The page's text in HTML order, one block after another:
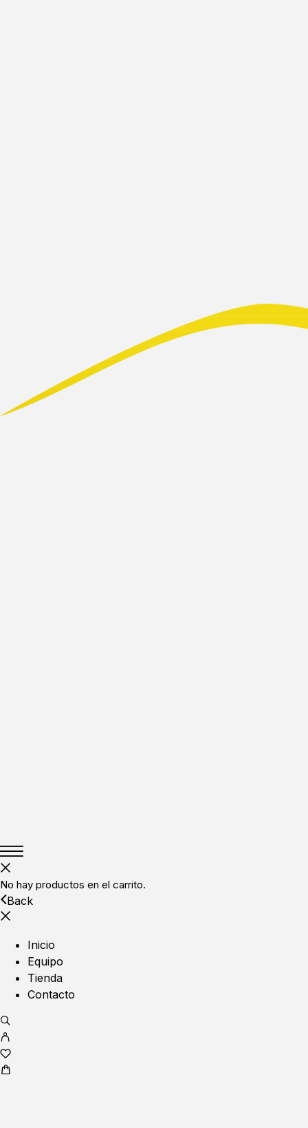
No hay productos en el carrito.
Back
Inicio
Equipo
Tienda
Contacto